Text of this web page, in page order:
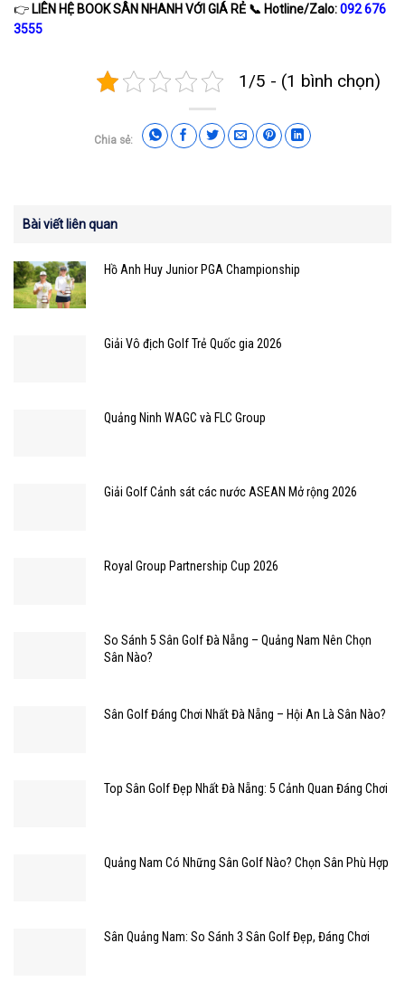
👉LIÊN HỆ BOOK SÂN NHANH VỚI GIÁ RẺ 📞 Hotline/Zalo:092 676
3555
1/5 - (1 bình chọn)
Chia sẻ:
Bài viết liên quan
Hồ Anh Huy Junior PGA Championship
Giải Vô địch Golf Trẻ Quốc gia 2026
Quảng Ninh WAGC và FLC Group
Giải Golf Cảnh sát các nước ASEAN Mở rộng 2026
Royal Group Partnership Cup 2026
So Sánh 5 Sân Golf Đà Nẵng – Quảng Nam Nên Chọn
Sân Nào?
Sân Golf Đáng Chơi Nhất Đà Nẵng – Hội An Là Sân Nào?
Top Sân Golf Đẹp Nhất Đà Nẵng: 5 Cảnh Quan Đáng Chơi
Quảng Nam Có Những Sân Golf Nào? Chọn Sân Phù Hợp
Sân Quảng Nam: So Sánh 3 Sân Golf Đẹp, Đáng Chơi